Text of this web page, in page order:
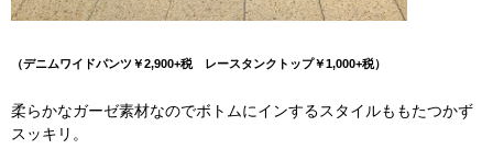
（デニムワイドパンツ￥2,900+税 レースタンクトップ￥1,000+税）
柔らかなガーゼ素材なのでボトムにインするスタイルももたつかず
スッキリ。